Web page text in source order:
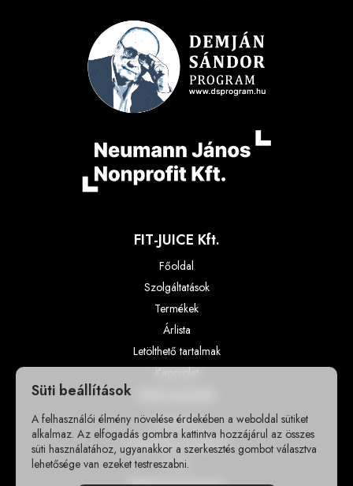
FIT-JUICE Kft.
Főoldal
Szolgáltatások
Termékek
Árlista
Letölthető tartalmak
Kapcsolat
Impresszum
Adatvédelmi szabályzat
GY.I.K
Süti beállítások
A felhasználói élmény növelése érdekében a weboldal sütiket
alkalmaz. Az elfogadás gombra kattintva hozzájárul az összes
süti használatához, ugyanakkor a szerkesztés gombot választva
lehetősége van ezeket testreszabni.